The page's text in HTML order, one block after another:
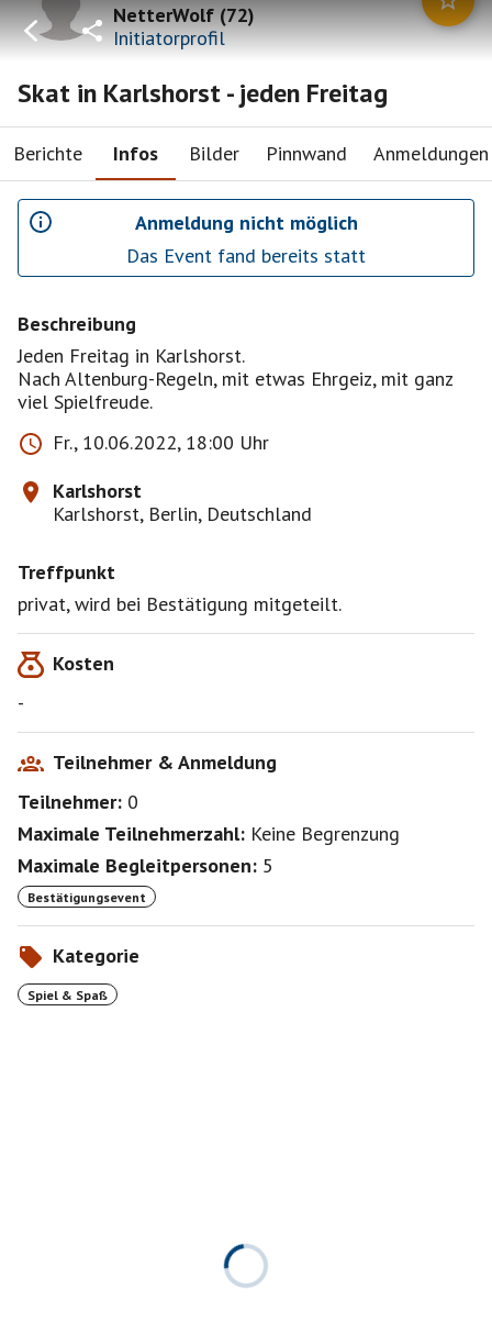
NetterWolf(72)
Initiatorprofil
Skat in Karlshorst - jeden Freitag
Berichte Infos Bilder Pinnwand Anmeldungen
Anmeldung nicht möglich
Das Event fand bereits statt
Beschreibung
Jeden Freitag in Karlshorst.
Nach Altenburg-Regeln, mit etwas Ehrgeiz, mit ganz
viel Spielfreude.
Fr., 10.06.2022, 18:00 Uhr
Karlshorst
Karlshorst, Berlin, Deutschland
Treffpunkt
privat, wird bei Bestätigung mitgeteilt.
Kosten
-
Teilnehmer & Anmeldung
Teilnehmer: 0
Maximale Teilnehmerzahl: Keine Begrenzung
Maximale Begleitpersonen: 5
Bestätigungsevent
Kategorie
Spiel & Spaß